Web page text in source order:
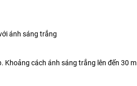
ánh sáng trắng
Khoảng cách ánh sáng trắng lên đến 30 m